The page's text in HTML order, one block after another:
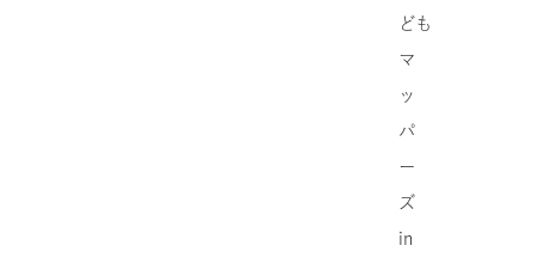
ども
マ
ッ
パ
ー
ズ
in